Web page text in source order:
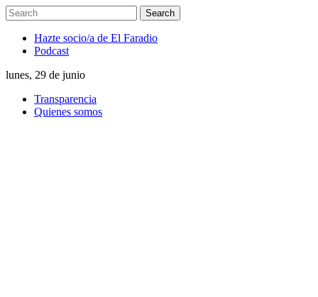
Hazte socio/a de El Faradio
Podcast
lunes, 29 de junio
Transparencia
Quienes somos